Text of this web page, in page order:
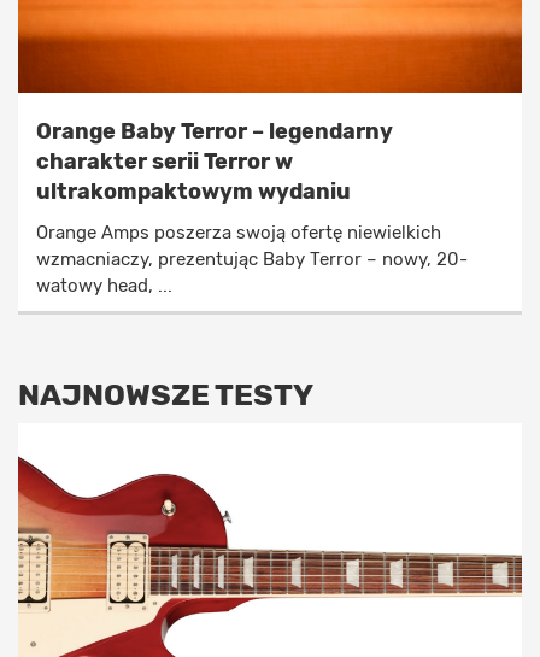
Orange Baby Terror – legendarny
charakter serii Terror w
ultrakompaktowym wydaniu
Orange Amps poszerza swoją ofertę niewielkich
wzmacniaczy, prezentując Baby Terror – nowy, 20-
watowy head, ...
NAJNOWSZE TESTY